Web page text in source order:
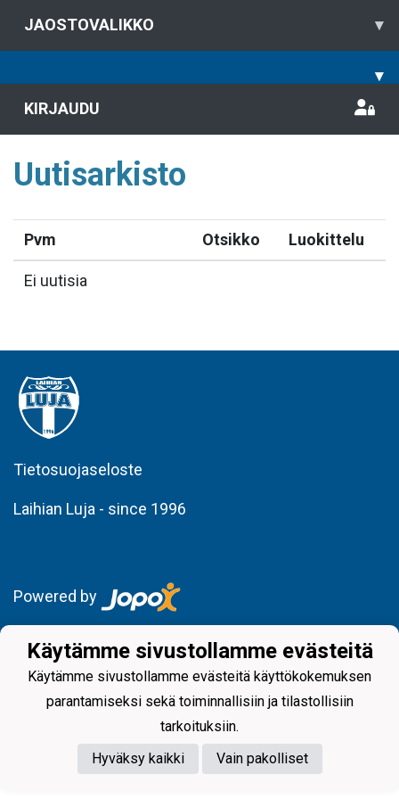
JAOSTOVALIKKO ▾
▾
KIRJAUDU
Uutisarkisto
Pvm Otsikko Luokittelu
Ei uutisia
Tietosuojaseloste
Laihian Luja - since 1996
Powered by
Käytämme sivustollamme evästeitä
Käytämme sivustollamme evästeitä käyttökokemuksen
parantamiseksi sekä toiminnallisiin ja tilastollisiin
tarkoituksiin.
Hyväksy kaikki
Vain pakolliset